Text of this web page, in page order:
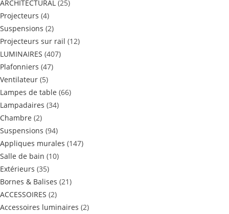
ARCHITECTURAL (25)
Projecteurs (4)
Suspensions (2)
Projecteurs sur rail (12)
LUMINAIRES (407)
Plafonniers (47)
Ventilateur (5)
Lampes de table (66)
Lampadaires (34)
Chambre (2)
Suspensions (94)
Appliques murales (147)
Salle de bain (10)
Extérieurs (35)
Bornes & Balises (21)
ACCESSOIRES (2)
Accessoires luminaires (2)